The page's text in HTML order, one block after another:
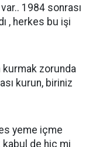
1984 sonrası
, herkes bu işi
zorunda
kurun, biriniz
yeme içme
kabul de hiç mi